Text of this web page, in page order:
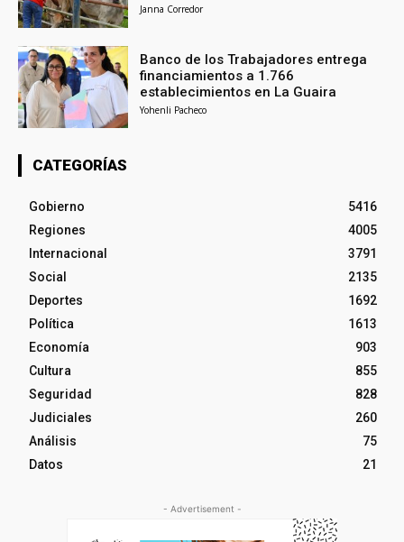
Janna Corredor
Banco de los Trabajadores entrega
financiamientos a 1.766
establecimientos en La Guaira
Yohenli Pacheco
CATEGORÍAS
Gobierno
5416
Regiones
4005
Internacional
3791
Social
2135
Deportes
1692
Política
1613
Economía
903
Cultura
855
Seguridad
828
Judiciales
260
Análisis
75
Datos
21
- Advertisement -